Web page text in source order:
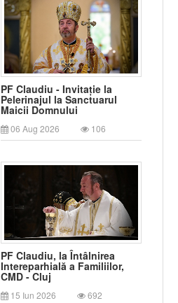
PF Claudiu - Invitație la
Pelerinajul la Sanctuarul
Maicii Domnului
06 Aug 2026 106
PF Claudiu, la Întâlnirea
Intereparhială a Familiilor,
CMD - Cluj
15 Iun 2026 692